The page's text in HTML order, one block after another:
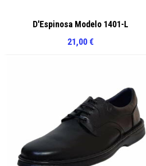
D'Espinosa Modelo 1401-L
21,00€